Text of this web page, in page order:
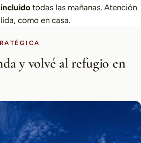
todas las mañanas. Atención
como en casa.
y volvé al refugio en